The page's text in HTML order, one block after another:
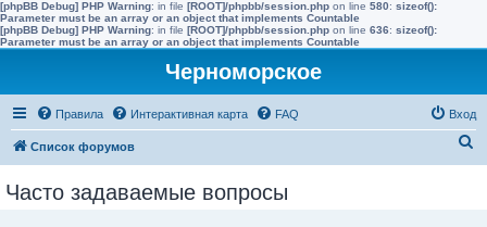
[phpBB Debug] PHP Warning: in file [ROOT]/phpbb/session.php on line 580: sizeof():
Parameter must be an array or an object that implements Countable
[phpBB Debug] PHP Warning: in file [ROOT]/phpbb/session.php on line 636: sizeof():
Parameter must be an array or an object that implements Countable
Черноморское
Правила Интерактивная карта FAQ Вход
Список форумов
Часто задаваемые вопросы